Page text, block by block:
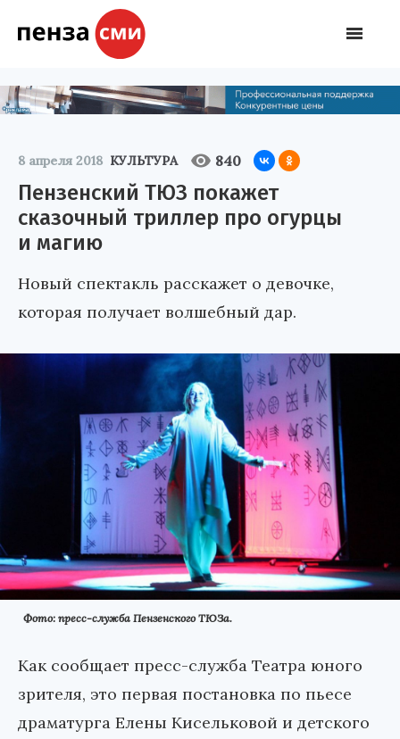
8 апреля 2018 КУЛЬТУРА 840
Пензенский ТЮЗ покажет
сказочный триллер про огурцы
и магию
Новый спектакль расскажет о девочке,
которая получает волшебный дар.
Фото: пресс-служба Пензенского ТЮЗа.
Как сообщает пресс-служба Театра юного
зрителя, это первая постановка по пьесе
драматурга Елены Кисельковой и детского